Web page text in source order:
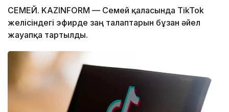
СЕМЕЙ. KAZINFORM — Семей қаласында TikTok
желісіндегі эфирде заң талаптарын бұзған әйел
жауапқа тартылды.